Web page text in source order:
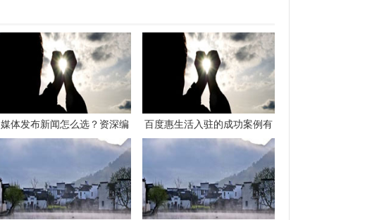
媒体发布新闻怎么选？资深编
辑教你选平台！
百度惠生活入驻的成功案例有
哪些？学习这些经验避免失